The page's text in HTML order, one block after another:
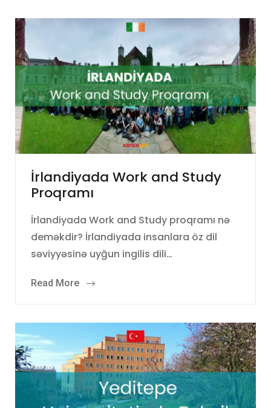
İrlandiyada Work and Study
Proqramı
İrlandiyada Work and Study proqramı nə
deməkdir? İrlandiyada insanlara öz dil
səviyyəsinə uyğun ingilis dili…
Read More